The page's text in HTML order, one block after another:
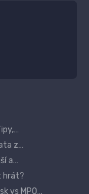
z…
a…
hrát?
vs MPO…